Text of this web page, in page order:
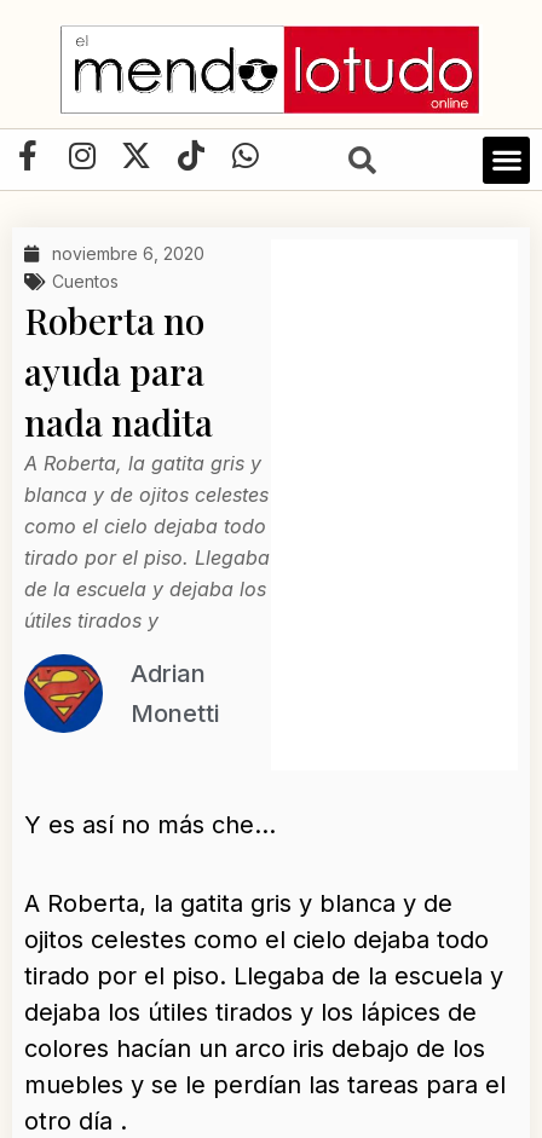
contenido
F
a
e
b
o
o
k
-
f
I
n
t
a
r
a
m
X
-
w
t
e
r
T
i
t
W
h
noviembre 6, 2020
Cuentos
Roberta no
ayuda para
nada nadita
A Roberta, la gatita gris y
blanca y de ojitos celestes
como el cielo dejaba todo
tirado por el piso. Llegaba
de la escuela y dejaba los
útiles tirados y
Adrian
Monetti
Y es así no más che…
A Roberta, la gatita gris y blanca y de
ojitos celestes como el cielo dejaba todo
tirado por el piso. Llegaba de la escuela y
dejaba los útiles tirados y los lápices de
colores hacían un arco iris debajo de los
muebles y se le perdían las tareas para el
otro día .